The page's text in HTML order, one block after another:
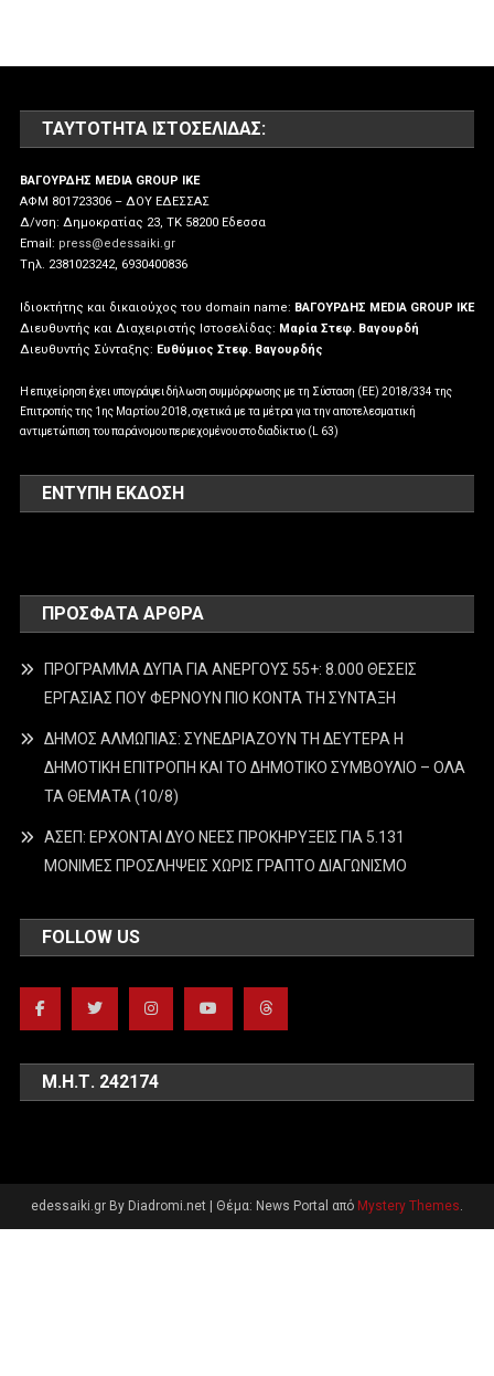
ΤΑΥΤΌΤΗΤΑ ΙΣΤΟΣΕΛΊΔΑΣ:
ΒΑΓΟΥΡΔΗΣ MEDIA GROUP IKE
ΑΦΜ 801723306 – ΔΟΥ ΕΔΕΣΣΑΣ
Δ/νση: Δημοκρατίας 23, ΤΚ 58200 Εδεσσα
Email: press@edessaiki.gr
Tηλ. 2381023242, 6930400836
Ιδιοκτήτης και δικαιούχος του domain name: ΒΑΓΟΥΡΔΗΣ MEDIA GROUP IKE
Διευθυντής και Διαχειριστής Ιστοσελίδας: Μαρία Στεφ. Βαγουρδή
Διευθυντής Σύνταξης: Ευθύμιος Στεφ. Βαγουρδής
Η επιχείρηση έχει υπογράψει δήλωση συμμόρφωσης με τη Σύσταση (ΕΕ) 2018/334 της
Επιτροπής της 1ης Μαρτίου 2018, σχετικά με τα μέτρα για την αποτελεσματική
αντιμετώπιση του παράνομου περιεχομένου στο διαδίκτυο (L 63)
ΕΝΤΥΠΗ ΕΚΔΟΣΗ
ΠΡΌΣΦΑΤΑ ΆΡΘΡΑ
ΠΡΟΓΡΑΜΜΑ ΔΥΠΑ ΓΙΑ ΑΝΕΡΓΟΥΣ 55+: 8.000 ΘΕΣΕΙΣ
ΕΡΓΑΣΙΑΣ ΠΟΥ ΦΕΡΝΟΥΝ ΠΙΟ ΚΟΝΤΑ ΤΗ ΣΥΝΤΑΞΗ
ΔΗΜΟΣ ΑΛΜΩΠΙΑΣ: ΣΥΝΕΔΡΙΑΖΟΥΝ ΤΗ ΔΕΥΤΕΡΑ H
ΔΗΜΟΤΙΚΗ ΕΠΙΤΡΟΠΗ ΚΑΙ ΤΟ ΔΗΜΟΤΙΚΟ ΣΥΜΒΟΥΛΙΟ – ΟΛΑ
ΤΑ ΘΕΜΑΤΑ (10/8)
ΑΣΕΠ: ΕΡΧΟΝΤΑΙ ΔΥΟ ΝΕΕΣ ΠΡΟΚΗΡΥΞΕΙΣ ΓΙΑ 5.131
ΜΟΝΙΜΕΣ ΠΡΟΣΛΗΨΕΙΣ ΧΩΡΙΣ ΓΡΑΠΤΟ ΔΙΑΓΩΝΙΣΜΟ
FOLLOW US
Μ.Η.Τ. 242174
edessaiki.gr By Diadromi.net Θέμα: News Portal από Mystery Themes.